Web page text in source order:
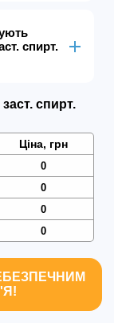
спирт.
спирт.
Ціна, грн
0
0
0
0